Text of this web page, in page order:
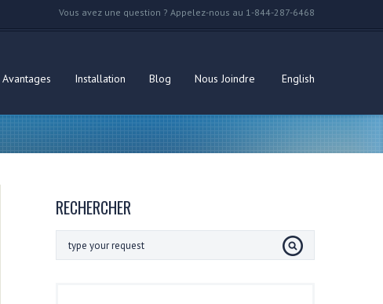
Vous avez une question ? Appelez-nous au 1-844-287-6468
Avantages Installation Blog Nous Joindre English
RECHERCHER